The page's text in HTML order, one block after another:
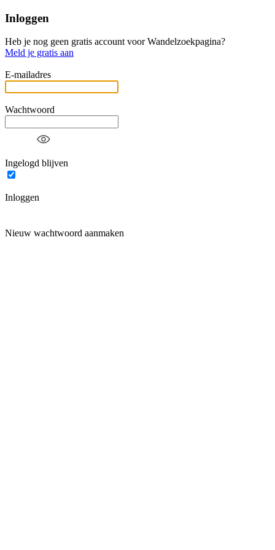
Inloggen
Heb je nog geen gratis account voor Wandelzoekpagina?
Meld je gratis aan
E-mailadres
Wachtwoord
Ingelogd blijven
Inloggen
Nieuw wachtwoord aanmaken